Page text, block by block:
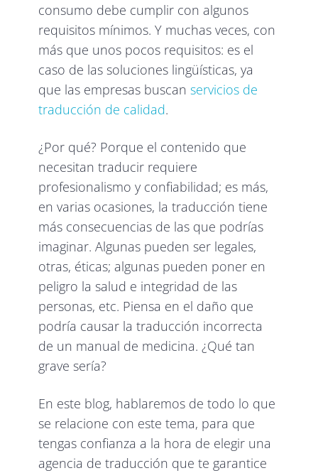
consumo debe cumplir con algunos
requisitos mínimos. Y muchas veces, con
más que unos pocos requisitos: es el
caso de las soluciones lingüísticas, ya
que las empresas buscan servicios de
traducción de calidad.
¿Por qué? Porque el contenido que
necesitan traducir requiere
profesionalismo y confiabilidad; es más,
en varias ocasiones, la traducción tiene
más consecuencias de las que podrías
imaginar. Algunas pueden ser legales,
otras, éticas; algunas pueden poner en
peligro la salud e integridad de las
personas, etc. Piensa en el daño que
podría causar la traducción incorrecta
de un manual de medicina. ¿Qué tan
grave sería?
En este blog, hablaremos de todo lo que
se relacione con este tema, para que
tengas confianza a la hora de elegir una
agencia de traducción que te garantice